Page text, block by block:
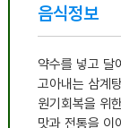
음식정보
약수를 넣고 달
고아내는 삼계
원기회복을 위
맛과 전통을 이